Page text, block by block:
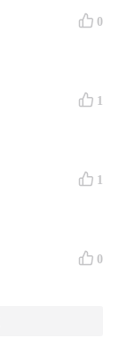
0
1
1
0